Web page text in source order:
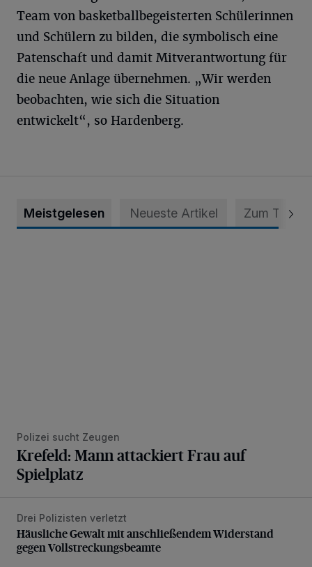
Team von basketballbegeisterten Schülerinnen
und Schülern zu bilden, die symbolisch eine
Patenschaft und damit Mitverantwortung für
die neue Anlage übernehmen. „Wir werden
beobachten, wie sich die Situation
entwickelt“, so Hardenberg.
Meistgelesen Neueste Artikel Zum Thema
Polizei sucht Zeugen
Krefeld: Mann attackiert Frau auf
Spielplatz
Häusliche Gewalt mit anschließendem Widerstand gegen
Drei Polizisten verletzt
Häusliche Gewalt mit anschließendem Widerstand
gegen Vollstreckungsbeamte